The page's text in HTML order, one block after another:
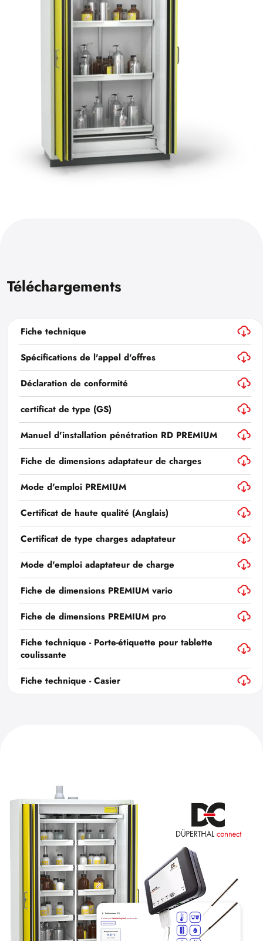
Téléchargements
Fiche technique
Spécifications de l'appel d'offres
Déclaration de conformité
certificat de type (GS)
Manuel d'installation pénétration RD PREMIUM
Fiche de dimensions adaptateur de charges
Mode d'emploi PREMIUM
Certificat de haute qualité (Anglais)
Certificat de type charges adaptateur
Mode d'emploi adaptateur de charge
Fiche de dimensions PREMIUM vario
Fiche de dimensions PREMIUM pro
Fiche technique - Porte-étiquette pour tablette
coulissante
Fiche technique - Casier